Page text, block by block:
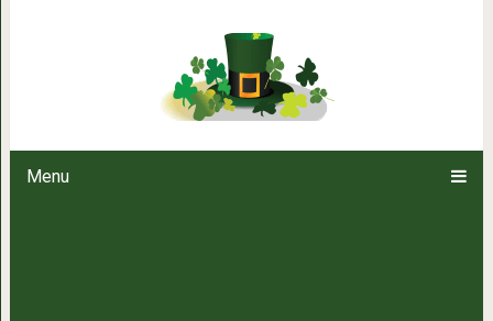
Menu
14 невероятных трюков с
шедевр.